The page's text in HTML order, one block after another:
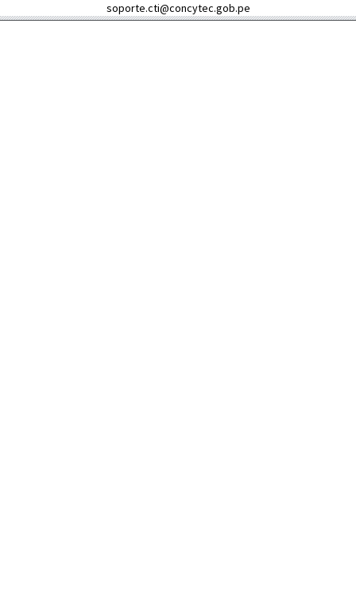
soporte.cti@concytec.gob.pe